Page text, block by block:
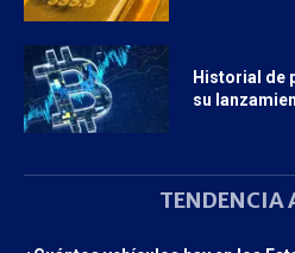
Historial de
su
TENDENCIA